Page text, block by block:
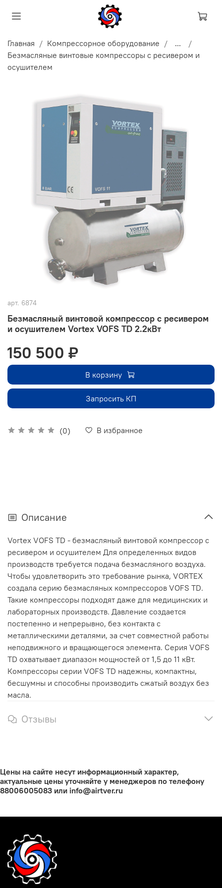
Главная Компрессорное оборудование
...
Безмасляные винтовые компрессоры с ресивером и
осушителем
арт. 6874
Безмасляный винтовой компрессор с ресивером
и осушителем Vortex VOFS TD 2.2кВт
(0) В избранное
150 500 ₽
В корзину
Запросить КП
Описание
Vortex VOFS TD - безмасляный винтовой компрессор с
ресивером и осушителем Для определенных видов
производств требуется подача безмасляного воздуха.
Чтобы удовлетворить это требование рынка, VORTEX
создала серию безмасляных компрессоров VOFS TD.
Такие компрессоры подходят даже для медицинских и
лабораторных производств. Давление создается
постепенно и непрерывно, без контакта с
металлическими деталями, за счет совместной работы
неподвижного и вращающегося элемента. Серия VOFS
TD охватывает диапазон мощностей от 1,5 до 11 кВт.
Компрессоры серии VOFS TD надежны, компактны,
бесшумны и способны производить сжатый воздух без
масла.
Отзывы
Цены на сайте несут информационный характер,
актуальные цены уточняйте у менеджеров по телефону
88006005083 или info@airtver.ru